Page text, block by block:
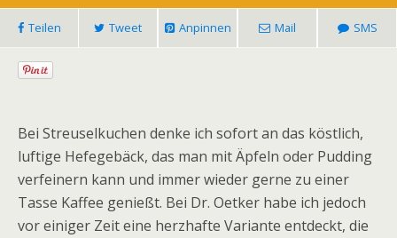
Teilen Tweet Anpinnen Mail SMS
Bei Streuselkuchen denke ich sofort an das köstlich,
luftige Hefegebäck, das man mit Äpfeln oder Pudding
verfeinern kann und immer wieder gerne zu einer
Tasse Kaffee genießt. Bei Dr. Oetker habe ich jedoch
vor einiger Zeit eine herzhafte Variante entdeckt, die